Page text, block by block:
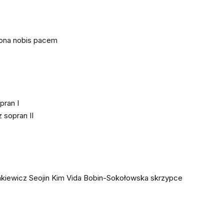
nobis pacem
I
sopran II
Seojin Kim Vida Bobin-Sokołowska skrzypce